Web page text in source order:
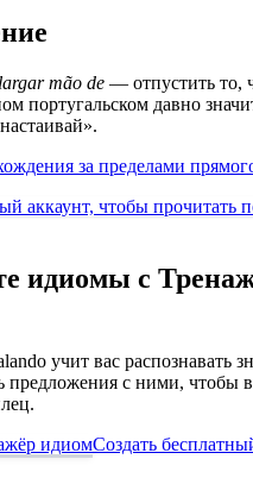
largar mão de — отпустить то,
португальском давно
за пределами
аккаунт, чтобы прочитать
идиомы с
учит вас распознавать
предложения с ними, чтобы
идиомСоздать